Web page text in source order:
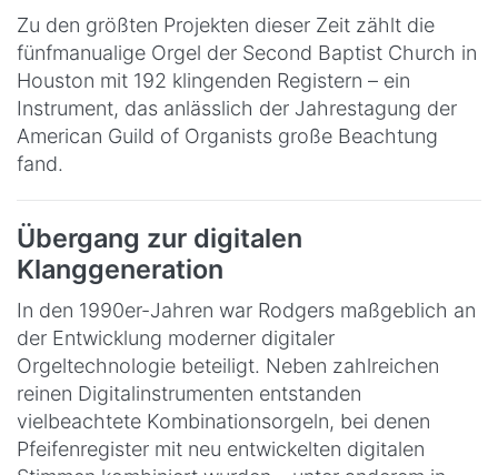
Zu den größten Projekten dieser Zeit zählt die
fünfmanualige Orgel der Second Baptist Church in
Houston mit 192 klingenden Registern – ein
Instrument, das anlässlich der Jahrestagung der
American Guild of Organists große Beachtung
fand.
Übergang zur digitalen
Klanggeneration
In den 1990er-Jahren war Rodgers maßgeblich an
der Entwicklung moderner digitaler
Orgeltechnologie beteiligt. Neben zahlreichen
reinen Digitalinstrumenten entstanden
vielbeachtete Kombinationsorgeln, bei denen
Pfeifenregister mit neu entwickelten digitalen